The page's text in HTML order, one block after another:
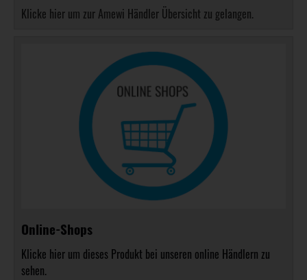
Klicke hier um zur Amewi Händler Übersicht zu gelangen.
Online-Shops
Klicke hier um dieses Produkt bei unseren online Händlern zu
sehen.